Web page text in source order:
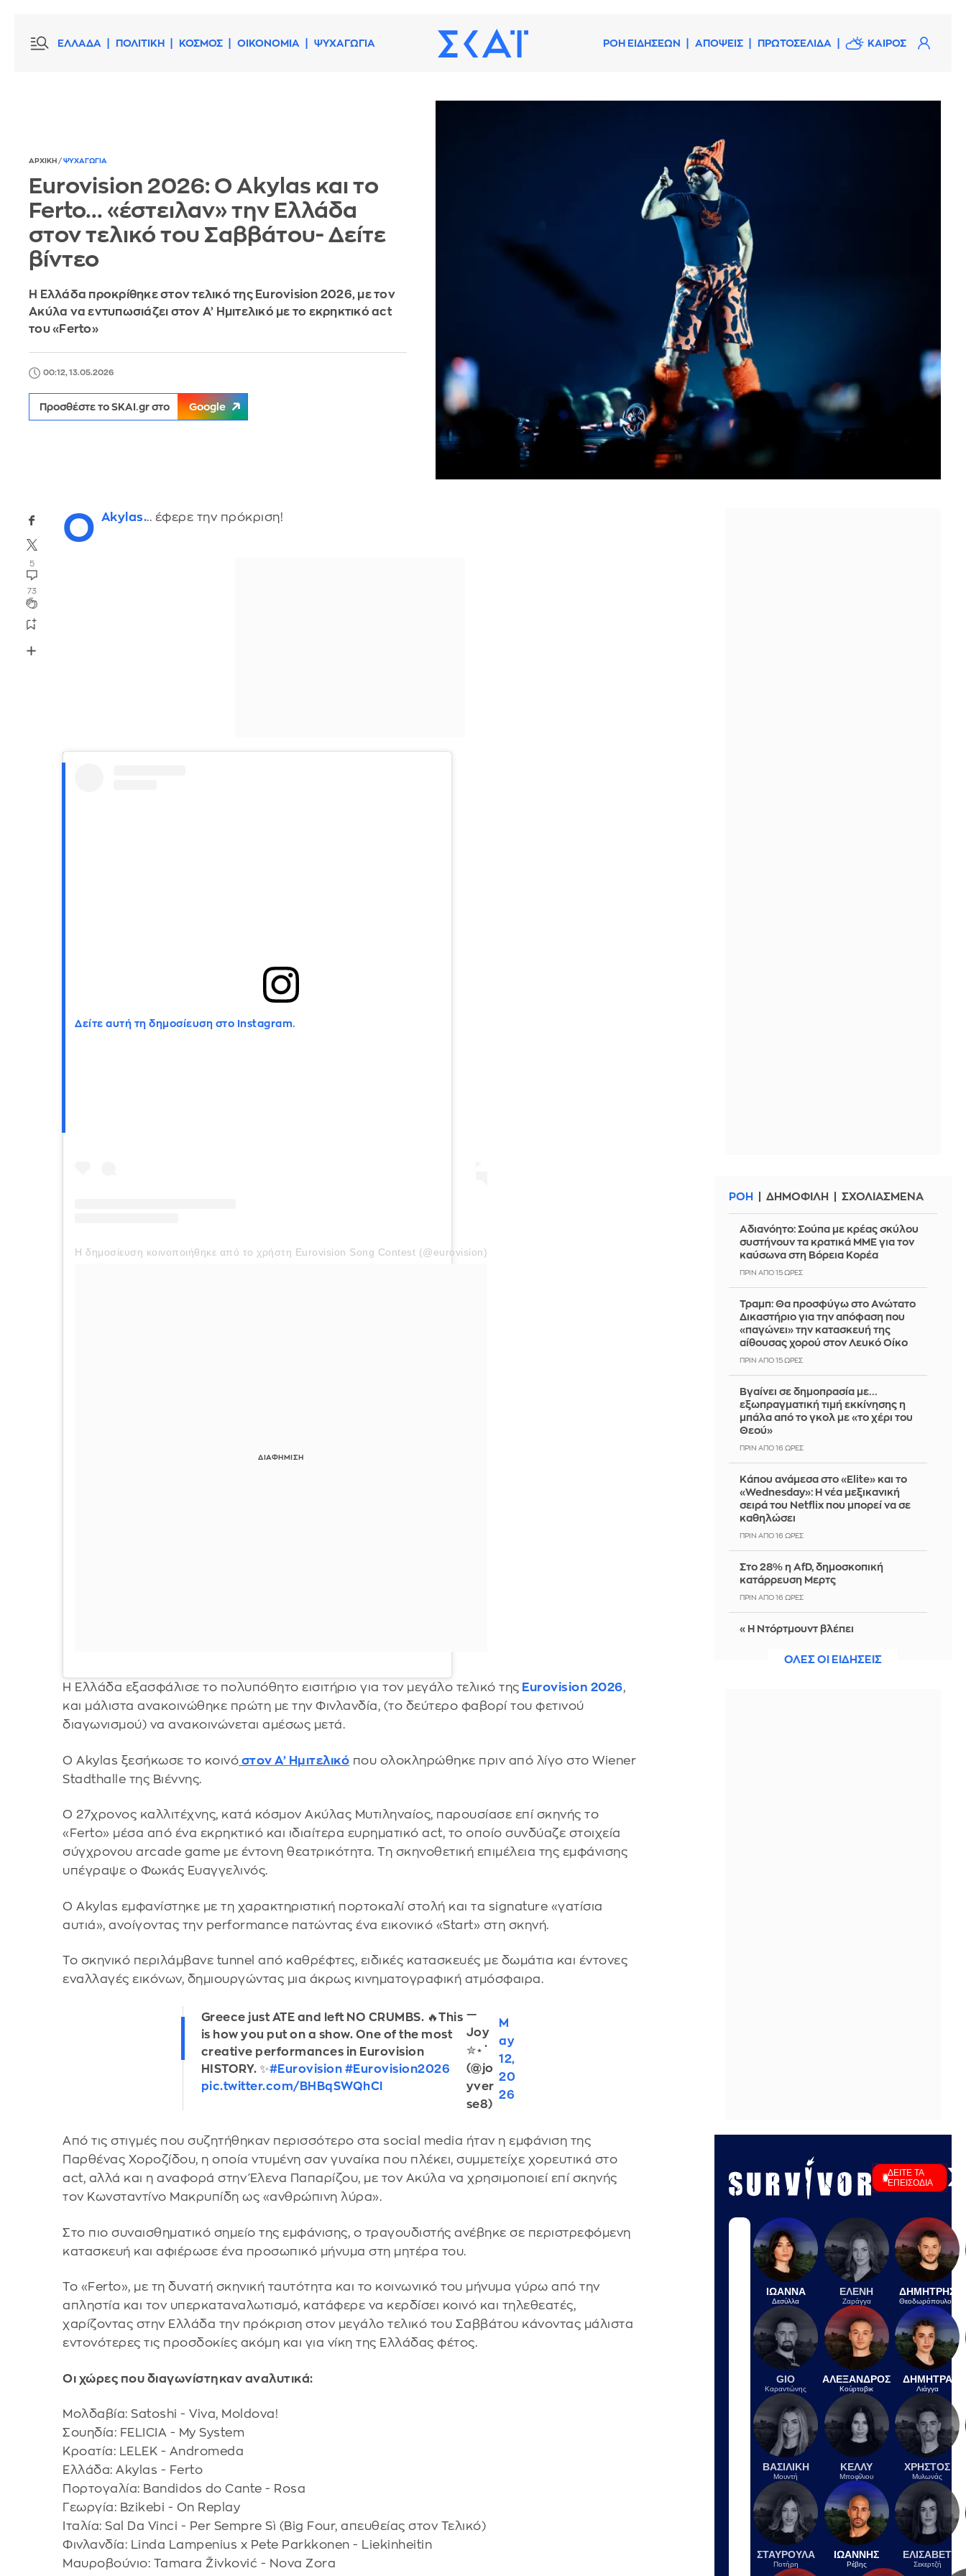
ΕΛΛΑΔΑ ΠΟΛΙΤΙΚΗ ΚΟΣΜΟΣ ΟΙΚΟΝΟΜΙΑ ΨΥΧΑΓΩΓΙΑ ΡΟΗ ΕΙΔΗΣΕΩΝ ΑΠΟΨΕΙΣ ΠΡΩΤΟΣΕΛΙΔΑ ΚΑΙΡΟΣ
ΑΡΧΙΚΗ / ΨΥΧΑΓΩΓΙΑ
Eurovision 2026: Ο Akylas και το
Ferto... «έστειλαν» την Ελλάδα
στον τελικό του Σαββάτου- Δείτε
βίντεο
Η Ελλάδα προκρίθηκε στον τελικό της Eurovision 2026, με τον
Ακύλα να εντυπωσιάζει στον Α’ Ημιτελικό με το εκρηκτικό act
του «Ferto»
00:12, 13.05.2026
Προσθέστε το SKAI.gr στο Google
5
73
O Akylas... έφερε την πρόκριση!
Δείτε αυτή τη δημοσίευση στο Instagram.
Η δημοσίευση κοινοποιήθηκε από το χρήστη Eurovision Song Contest (@eurovision)
Η Ελλάδα εξασφάλισε το πολυπόθητο εισιτήριο για τον μεγάλο τελικό της Eurovision 2026,
και μάλιστα ανακοινώθηκε πρώτη με την Φινλανδία, (το δεύτερο φαβορί του φετινού
διαγωνισμού) να ανακοινώνεται αμέσως μετά.
O Akylas ξεσήκωσε το κοινό στον Α’ Ημιτελικό που ολοκληρώθηκε πριν από λίγο στο Wiener
Stadthalle της Βιέννης.
Ο 27χρονος καλλιτέχνης, κατά κόσμον Ακύλας Μυτιληναίος, παρουσίασε επί σκηνής το
«Ferto» μέσα από ένα εκρηκτικό και ιδιαίτερα ευρηματικό act, το οποίο συνδύαζε στοιχεία
σύγχρονου arcade game με έντονη θεατρικότητα. Τη σκηνοθετική επιμέλεια της εμφάνισης
υπέγραψε ο Φωκάς Ευαγγελινός.
Ο Αkylas εμφανίστηκε με τη χαρακτηριστική πορτοκαλί στολή και τα signature «γατίσια
αυτιά», ανοίγοντας την performance πατώντας ένα εικονικό «Start» στη σκηνή.
Το σκηνικό περιλάμβανε tunnel από καθρέφτες, ειδικές κατασκευές με δωμάτια και έντονες
εναλλαγές εικόνων, δημιουργώντας μια άκρως κινηματογραφική ατμόσφαιρα.
Greece just ATE and left NO CRUMBS. 🔥This
is how you put on a show. One of the most
creative performances in Eurovision
HISTORY. ✨​​​​​​​​​​​​​​​​​​​​​​​​​​​​​​​#Eurovision #Eurovision2026
pic.twitter.com/BHBqSWQhCl
—
Joy
✮⋆˙
(@jo
yver
se8)
M
ay
12,
20
26
Από τις στιγμές που συζητήθηκαν περισσότερο στα social media ήταν η εμφάνιση της
Παρθένας Χοροζίδου, η οποία ντυμένη σαν γυναίκα που πλέκει, συμμετείχε χορευτικά στο
act, αλλά και η αναφορά στην Έλενα Παπαρίζου, με τον Ακύλα να χρησιμοποιεί επί σκηνής
τον Κωνσταντίνο Μακρυπίδη ως «ανθρώπινη λύρα».
Στο πιο συναισθηματικό σημείο της εμφάνισης, ο τραγουδιστής ανέβηκε σε περιστρεφόμενη
κατασκευή και αφιέρωσε ένα προσωπικό μήνυμα στη μητέρα του.
Το «Ferto», με τη δυνατή σκηνική ταυτότητα και το κοινωνικό του μήνυμα γύρω από την
απληστία και τον υπερκαταναλωτισμό, κατάφερε να κερδίσει κοινό και τηλεθεατές,
χαρίζοντας στην Ελλάδα την πρόκριση στον μεγάλο τελικό του Σαββάτου κάνοντας μάλιστα
εντονότερες τις προσδοκίες ακόμη και για νίκη της Ελλάδας φέτος.
Oι χώρες που διαγωνίστηκαν αναλυτικά:
Μολδαβία: Satoshi - Viva, Moldova!
Σουηδία: FELICIA - My System
Κροατία: LELEK - Andromeda
Ελλάδα: Akylas - Ferto
Πορτογαλία: Bandidos do Cante - Rosa
Γεωργία: Bzikebi - On Replay
Ιταλία: Sal Da Vinci - Per Sempre Sì (Big Four, απευθείας στον Τελικό)
Φινλανδία: Linda Lampenius x Pete Parkkonen - Liekinheitin
Μαυροβούνιο: Tamara Živković - Nova Zora
ΡΟΗ ΔΗΜΟΦΙΛΗ ΣΧΟΛΙΑΣΜΕΝΑ
Αδιανόητο: Σούπα με κρέας σκύλου
συστήνουν τα κρατικά ΜΜΕ για τον
καύσωνα στη Βόρεια Κορέα
ΠΡΙΝ ΑΠΌ 15 ΏΡΕΣ
Τραμπ: Θα προσφύγω στο Ανώτατο
Δικαστήριο για την απόφαση που
«παγώνει» την κατασκευή της
αίθουσας χορού στον Λευκό Οίκο
ΠΡΙΝ ΑΠΌ 15 ΏΡΕΣ
Βγαίνει σε δημοπρασία με...
εξωπραγματική τιμή εκκίνησης η
μπάλα από το γκολ με «το χέρι του
Θεού»
ΠΡΙΝ ΑΠΌ 16 ΏΡΕΣ
Κάπου ανάμεσα στο «Elite» και το
«Wednesday»: Η νέα μεξικανική
σειρά του Netflix που μπορεί να σε
καθηλώσει
ΠΡΙΝ ΑΠΌ 16 ΏΡΕΣ
Στο 28% η AfD, δημοσκοπική
κατάρρευση Μερτς
ΠΡΙΝ ΑΠΌ 16 ΏΡΕΣ
«Η Ντόρτμουντ βλέπει
Αντεγέμι»
δημιουργήσει 20.000 νέες θέσεις
εργασίας υψηλής εξειδίκευσης τα
τελευταία 7 χρόνια»
Ευθείες «βολές» Αυγερινού και
συνεργατών κατά Γρατσία και
κόμματος Καρυστιανού
ΠΡΙΝ ΑΠΌ 17 ΏΡΕΣ
Λίμνες Μεταλλείων: Πώς ένα
«σεληνιακό» τοπίο της Βόρειας
Εύβοιας έγινε οικοσύστημα- Δείτε
φωτογραφίες
ΠΡΙΝ ΑΠΌ 17 ΏΡΕΣ
ΟΛΕΣ ΟΙ ΕΙΔΗΣΕΙΣ